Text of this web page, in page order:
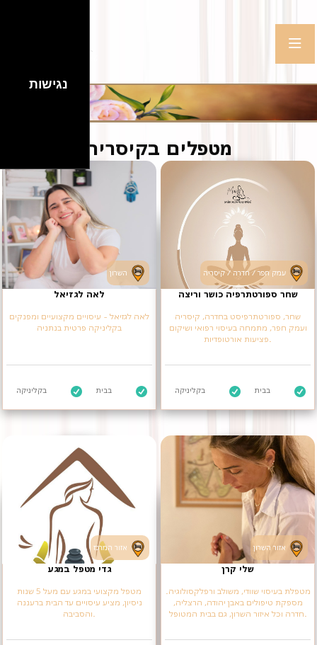
מטפלים בקיסריה
לאה לגזיאל
לאה לגזיאל - עיסויים מקצועיים ומפנקים
בקליניקה פרטית בנתניה
בקליניקה בבית
שחר ספורטתרפיה כושר וריצה
שחר, ספורטתרפיסט בחדרה, קיסריה
ועמק חפר, מתמחה בעיסוי רפואי ושיקום
בקליניקה בבית
גדי מטפל במגע
מטפל מקצועי במגע עם מעל 5 שנות
ניסיון, מציע עיסויים עד הבית ברעננה
שלי קרן
מטפלת בעיסוי שוודי, משולב ורפלקסולוגיה.
מספקת טיפולים באבן יהודה, הרצליה,
נגישות